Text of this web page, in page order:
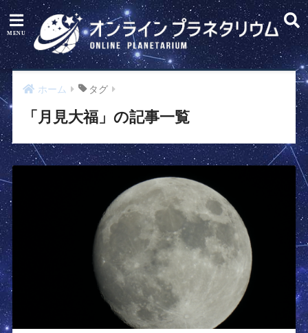
ホーム タグ
「月見大福」の記事一覧